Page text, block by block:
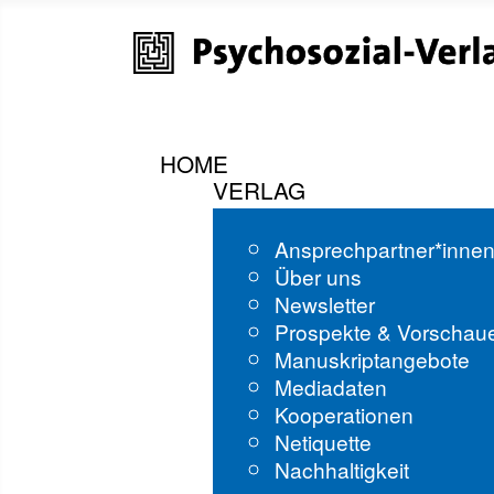
HOME
VERLAG
Über uns
Newsletter
Prospekte &
Manuskriptangebote
Mediadaten
Kooperationen
Netiquette
Nachhaltigkeit